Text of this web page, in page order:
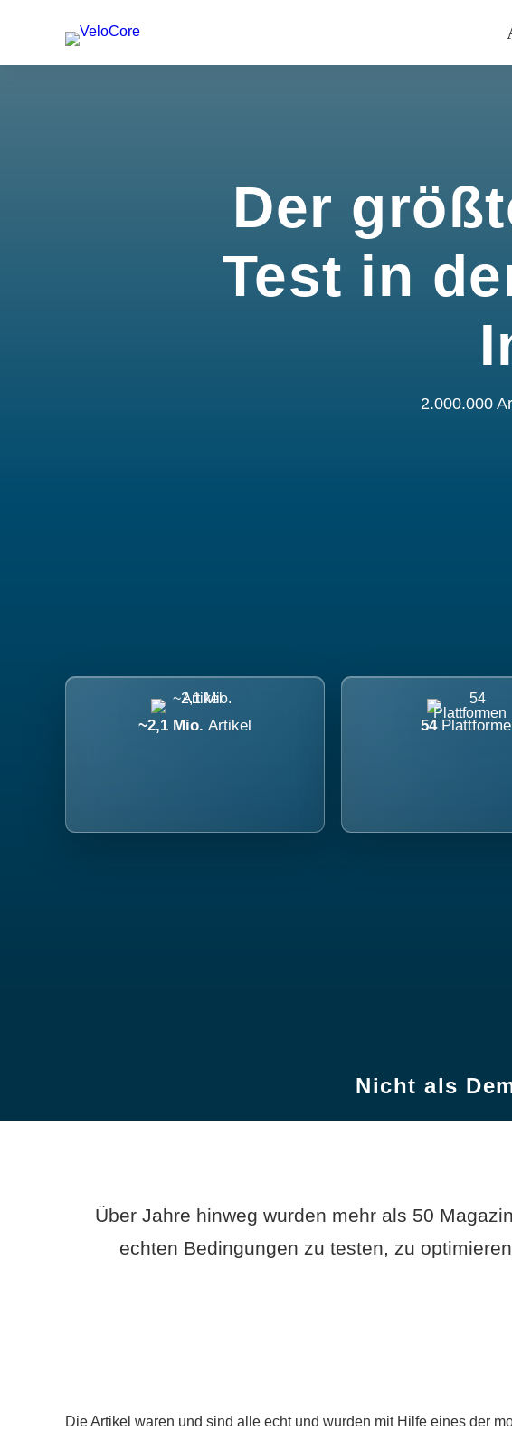
Der
Test in
2.000.000
~2,1 Mio. Artikel 54
Nicht als
Über Jahre hinweg wurden mehr als 50
echten Bedingungen zu testen, zu
Die Artikel waren und sind alle echt und wurden mit Hilfe eines der